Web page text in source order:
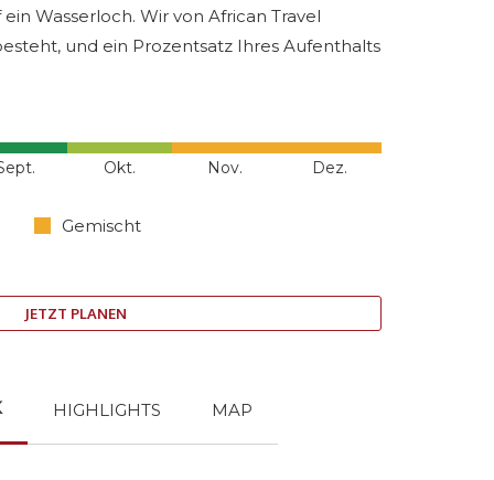
Wasserloch. Wir von African Travel
und ein Prozentsatz Ihres Aufenthalts
Okt. Nov. Dez.
Gemischt
JETZT PLANEN
HIGHLIGHTS MAP